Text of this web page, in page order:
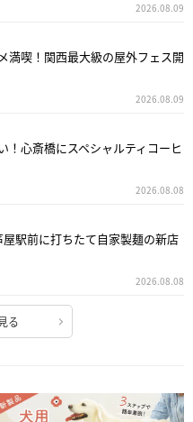
2026.08.09
満喫！関西最大級の屋外フェス開
2026.08.09
！心斎橋にスペシャルティコーヒ
2026.08.08
駅前に打ちたて自家製麺の新店
2026.08.08
る